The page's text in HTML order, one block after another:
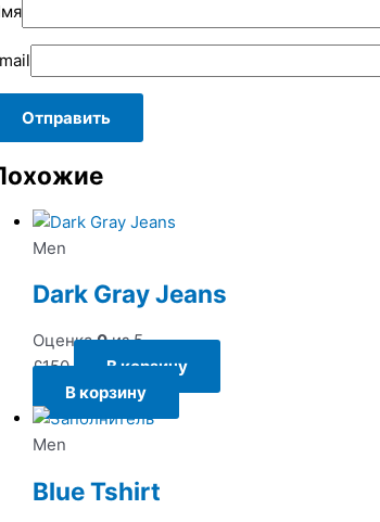
Men
Dark Gray Jeans
Оценка0из 5
£150
В корзину
В корзину
Men
Blue Tshirt